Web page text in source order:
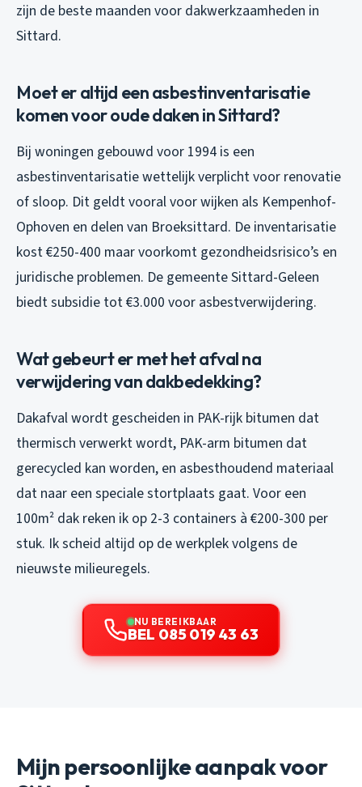
zijn de beste maanden voor dakwerkzaamheden in
Sittard.
Moet er altijd een asbestinventarisatie
komen voor oude daken in Sittard?
Bij woningen gebouwd voor 1994 is een
asbestinventarisatie wettelijk verplicht voor renovatie
of sloop. Dit geldt vooral voor wijken als Kempenhof-
Ophoven en delen van Broeksittard. De inventarisatie
kost €250-400 maar voorkomt gezondheidsrisico’s en
juridische problemen. De gemeente Sittard-Geleen
biedt subsidie tot €3.000 voor asbestverwijdering.
Wat gebeurt er met het afval na
verwijdering van dakbedekking?
Dakafval wordt gescheiden in PAK-rijk bitumen dat
thermisch verwerkt wordt, PAK-arm bitumen dat
gerecycled kan worden, en asbesthoudend materiaal
dat naar een speciale stortplaats gaat. Voor een
100m² dak reken ik op 2-3 containers à €200-300 per
stuk. Ik scheid altijd op de werkplek volgens de
nieuwste milieuregels.
NU BEREIKBAAR
BEL 085 019 43 63
Mijn persoonlijke aanpak voor